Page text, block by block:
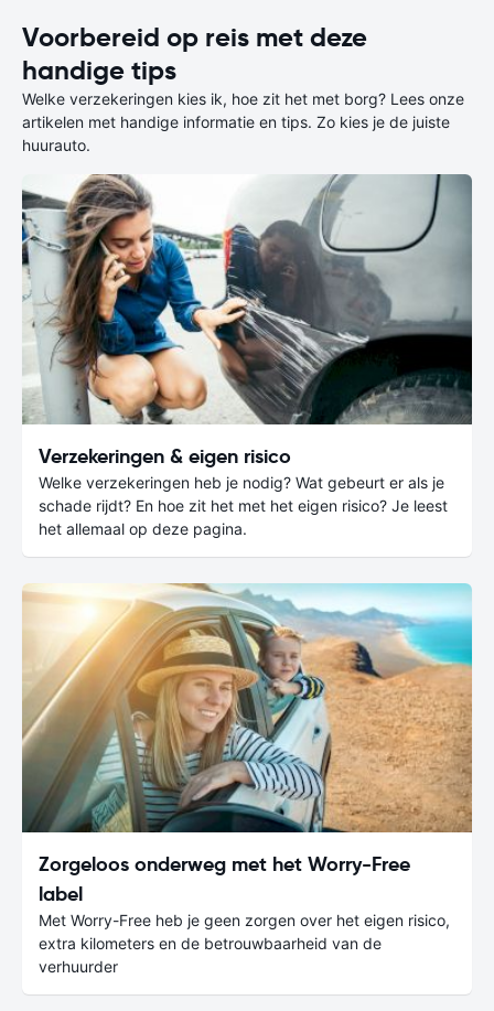
Voorbereid op reis met deze
handige tips
Welke verzekeringen kies ik, hoe zit het met borg? Lees onze
artikelen met handige informatie en tips. Zo kies je de juiste
huurauto.
Verzekeringen & eigen risico
Welke verzekeringen heb je nodig? Wat gebeurt er als je
schade rijdt? En hoe zit het met het eigen risico? Je leest
het allemaal op deze pagina.
Zorgeloos onderweg met het Worry-Free
label
Met Worry-Free heb je geen zorgen over het eigen risico,
extra kilometers en de betrouwbaarheid van de
verhuurder